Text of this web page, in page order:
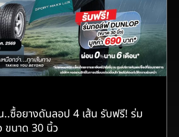
ซื้อยางดันลอป 4 เส้น รับฟรี! ร่ม
นาด 30 นิ้ว